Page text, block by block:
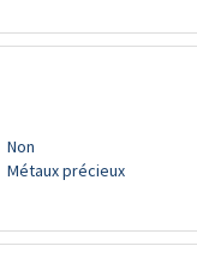
Non
Métaux précieux